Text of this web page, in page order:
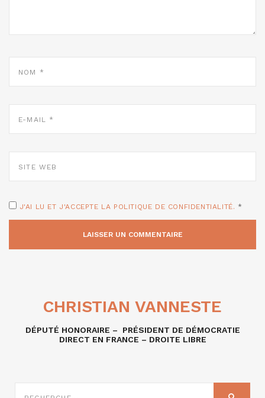
NOM
E-
MAIL
SITE
WEB
J'AI LU ET J'ACCEPTE LA POLITIQUE DE CONFIDENTIALITÉ. *
CHRISTIAN VANNESTE
DÉPUTÉ HONORAIRE – PRÉSIDENT DE DÉMOCRATIE
DIRECT EN FRANCE – DROITE LIBRE
RECHERCHE
SUR